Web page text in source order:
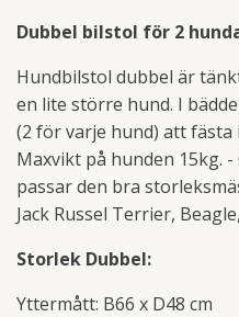
Dubbel bilstol för 2
Hundbilstol dubbel är
en lite större hund. I
(2 för varje hund) att fästa
Maxvikt på hunden 15kg.
passar den bra
Jack Russel Terrier,
Storlek Dubbel:
Yttermått: B66 x D48 cm